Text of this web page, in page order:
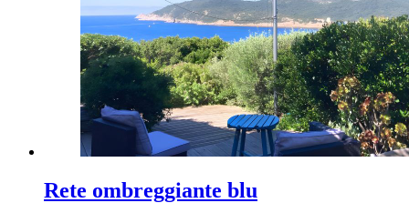
Rete ombreggiante blu